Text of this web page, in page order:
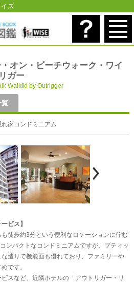
ズ
オン・ビーチウォーク・ワイ
ガー
Waikiki by Outrigger
家コンドミニアム
ビス】
徒歩約3分という便利なロケーションに佇む
ンパクトなコンドミニアムですが、ブティッ
造りで機能面も優れており、ファミリーや
です。
スなど、近隣ホテルの「アウトリガー・リ
覧